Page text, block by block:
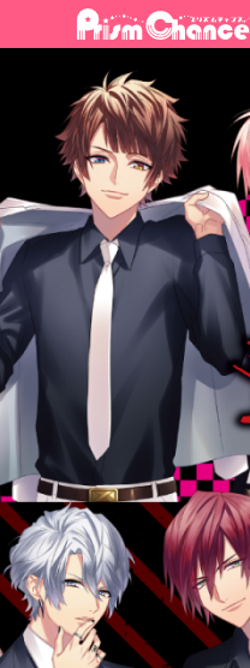
ナ
ビ
シ
ョ
ン
へ
ス
キ
ッ
プ
コ
ン
ツ
へ
ス
キ
ッ
プ